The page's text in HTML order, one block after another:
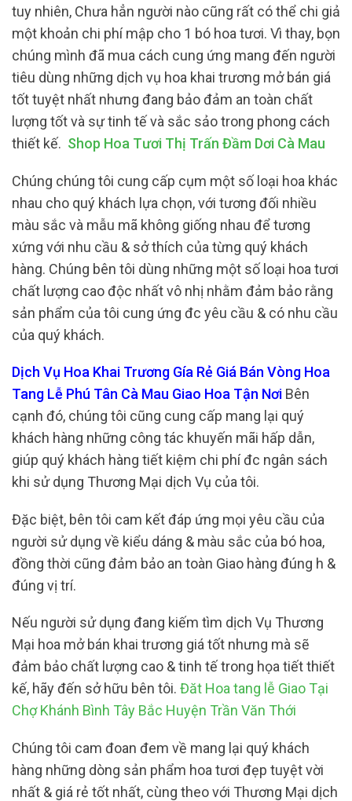
tuy nhiên, Chưa hẳn người nào cũng rất có thể chi giả
một khoản chi phí mập cho 1 bó hoa tươi. Vì thay, bọn
chúng mình đã mua cách cung ứng mang đến người
tiêu dùng những dịch vụ hoa khai trương mở bán giá
tốt tuyệt nhất nhưng đang bảo đảm an toàn chất
lượng tốt và sự tinh tế và sắc sảo trong phong cách
thiết kế. Shop Hoa Tươi Thị Trấn Đầm Dơi Cà Mau
Chúng chúng tôi cung cấp cụm một số loại hoa khác
nhau cho quý khách lựa chọn, với tương đối nhiều
màu sắc và mẫu mã không giống nhau để tương
xứng với nhu cầu & sở thích của từng quý khách
hàng. Chúng bên tôi dùng những một số loại hoa tươi
chất lượng cao độc nhất vô nhị nhằm đảm bảo rằng
sản phẩm của tôi cung ứng đc yêu cầu & có nhu cầu
của quý khách.
Dịch Vụ Hoa Khai Trương Gía Rẻ Giá Bán Vòng Hoa
Tang Lễ Phú Tân Cà Mau Giao Hoa Tận Nơi Bên
cạnh đó, chúng tôi cũng cung cấp mang lại quý
khách hàng những công tác khuyến mãi hấp dẫn,
giúp quý khách hàng tiết kiệm chi phí đc ngân sách
khi sử dụng Thương Mại dịch Vụ của tôi.
Đặc biệt, bên tôi cam kết đáp ứng mọi yêu cầu của
người sử dụng về kiểu dáng & màu sắc của bó hoa,
đồng thời cũng đảm bảo an toàn Giao hàng đúng h &
đúng vị trí.
Nếu người sử dụng đang kiếm tìm dịch Vụ Thương
Mại hoa mở bán khai trương giá tốt nhưng mà sẽ
đảm bảo chất lượng cao & tinh tế trong họa tiết thiết
kế, hãy đến sở hữu bên tôi. Đăt Hoa tang lễ Giao Tại
Chợ Khánh Bình Tây Bắc Huyện Trần Văn Thới
Chúng tôi cam đoan đem về mang lại quý khách
hàng những dòng sản phẩm hoa tươi đẹp tuyệt vời
nhất & giá rẻ tốt nhất, cùng theo với Thương Mại dịch